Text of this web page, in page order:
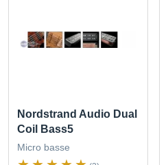
Nordstrand Audio Dual
Coil Bass5
Micro basse